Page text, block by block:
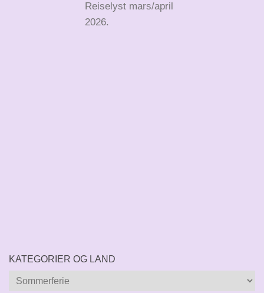
Reiselyst mars/april
2026.
KATEGORIER OG LAND
Kategorier